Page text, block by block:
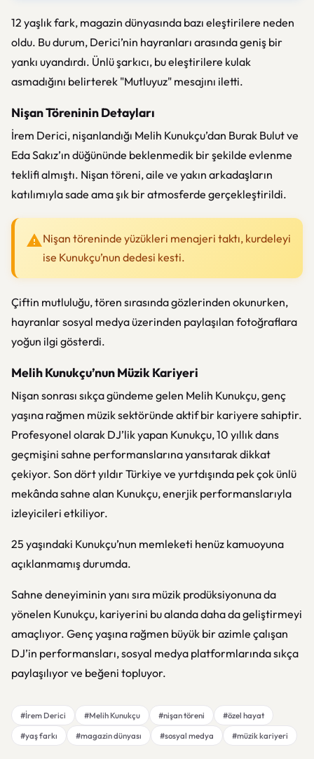
12 yaşlık fark, magazin dünyasında bazı eleştirilere neden
oldu. Bu durum, Derici’nin hayranları arasında geniş bir
yankı uyandırdı. Ünlü şarkıcı, bu eleştirilere kulak
asmadığını belirterek "Mutluyuz" mesajını iletti.
Nişan Töreninin Detayları
İrem Derici, nişanlandığı Melih Kunukçu’dan Burak Bulut ve
Eda Sakız’ın düğününde beklenmedik bir şekilde evlenme
teklifi almıştı. Nişan töreni, aile ve yakın arkadaşların
katılımıyla sade ama şık bir atmosferde gerçekleştirildi.
Nişan töreninde yüzükleri menajeri taktı, kurdeleyi
ise Kunukçu’nun dedesi kesti.
Çiftin mutluluğu, tören sırasında gözlerinden okunurken,
hayranlar sosyal medya üzerinden paylaşılan fotoğraflara
yoğun ilgi gösterdi.
Melih Kunukçu’nun Müzik Kariyeri
Nişan sonrası sıkça gündeme gelen Melih Kunukçu, genç
yaşına rağmen müzik sektöründe aktif bir kariyere sahiptir.
Profesyonel olarak DJ’lik yapan Kunukçu, 10 yıllık dans
geçmişini sahne performanslarına yansıtarak dikkat
çekiyor. Son dört yıldır Türkiye ve yurtdışında pek çok ünlü
mekânda sahne alan Kunukçu, enerjik performanslarıyla
izleyicileri etkiliyor.
25 yaşındaki Kunukçu’nun memleketi henüz kamuoyuna
açıklanmamış durumda.
Sahne deneyiminin yanı sıra müzik prodüksiyonuna da
yönelen Kunukçu, kariyerini bu alanda daha da geliştirmeyi
amaçlıyor. Genç yaşına rağmen büyük bir azimle çalışan
DJ’in performansları, sosyal medya platformlarında sıkça
paylaşılıyor ve beğeni topluyor.
#İrem Derici #Melih Kunukçu #nişan töreni
#özel hayat
#yaş farkı
#magazin dünyası #sosyal medya #müzik kariyeri